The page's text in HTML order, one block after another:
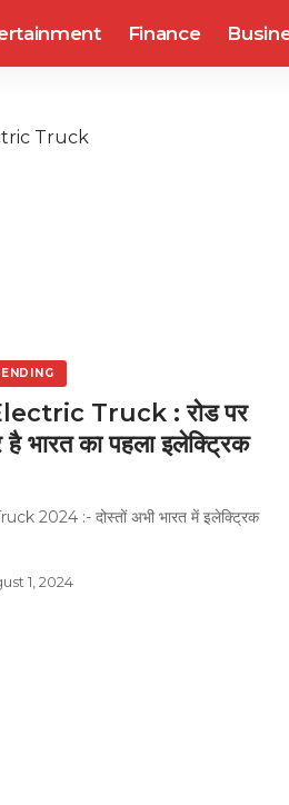
Finance
Truck : रोड पर
है भारत का पहला इलेक्ट्रिक
2024 :- दोस्तों अभी भारत में इलेक्ट्रिक
1, 2024